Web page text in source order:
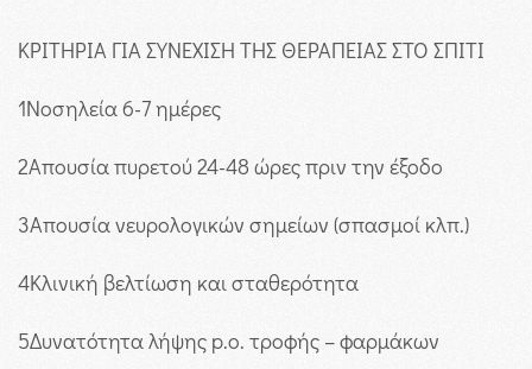
ΚΡΙΤΗΡΙΑ ΓΙΑ ΣΥΝΕΧΙΣΗ ΤΗΣ ΘΕΡΑΠΕΙΑΣ ΣΤΟ ΣΠΙΤΙ
1Νοσηλεία 6-7 ημέρες
2Απουσία πυρετού 24-48 ώρες πριν την έξοδο
3Απουσία νευρολογικών σημείων (σπασμοί κλπ.)
4Κλινική βελτίωση και σταθερότητα
5Δυνατότητα λήψης p.o. τροφής – φαρμάκων